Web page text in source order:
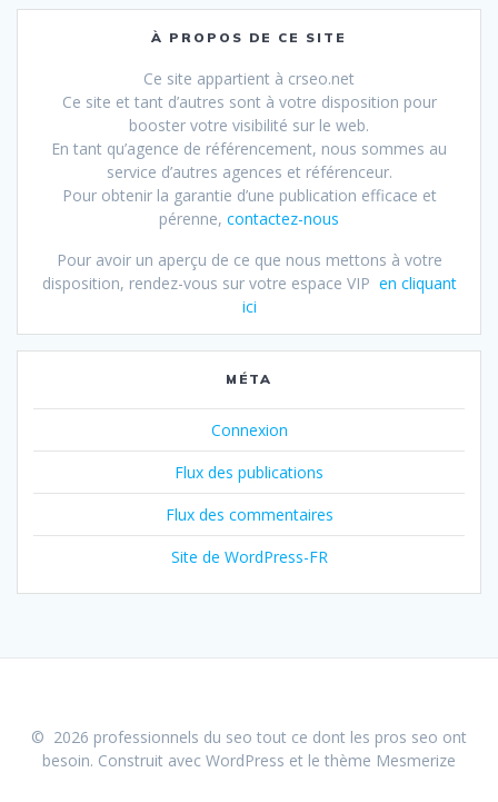
À PROPOS DE CE SITE
Ce site appartient à crseo.net
Ce site et tant d’autres sont à votre disposition pour
booster votre visibilité sur le web.
En tant qu’agence de référencement, nous sommes au
service d’autres agences et référenceur.
Pour obtenir la garantie d’une publication efficace et
pérenne, contactez-nous
Pour avoir un aperçu de ce que nous mettons à votre
disposition, rendez-vous sur votre espace VIP en cliquant
ici
MÉTA
Connexion
Flux des publications
Flux des commentaires
Site de WordPress-FR
© 2026 professionnels du seo tout ce dont les pros seo ont
besoin. Construit avec WordPress et le thème Mesmerize